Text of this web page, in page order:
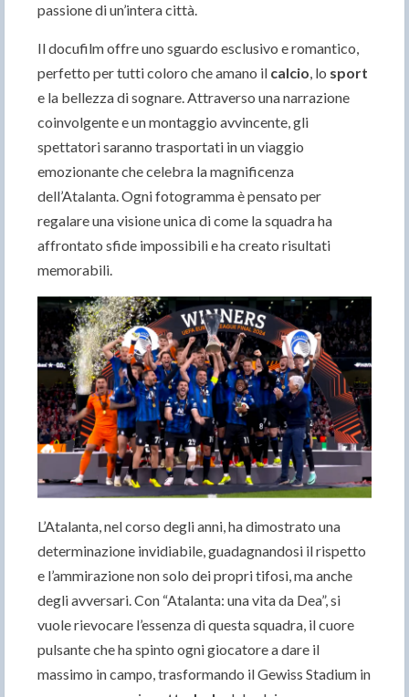
passione di un’intera città.
Il docufilm offre uno sguardo esclusivo e romantico,
perfetto per tutti coloro che amano il calcio, lo sport
e la bellezza di sognare. Attraverso una narrazione
coinvolgente e un montaggio avvincente, gli
spettatori saranno trasportati in un viaggio
emozionante che celebra la magnificenza
dell’Atalanta. Ogni fotogramma è pensato per
regalare una visione unica di come la squadra ha
affrontato sfide impossibili e ha creato risultati
memorabili.
L’Atalanta, nel corso degli anni, ha dimostrato una
determinazione invidiabile, guadagnandosi il rispetto
e l’ammirazione non solo dei propri tifosi, ma anche
degli avversari. Con “Atalanta: una vita da Dea”, si
vuole rievocare l’essenza di questa squadra, il cuore
pulsante che ha spinto ogni giocatore a dare il
massimo in campo, trasformando il Gewiss Stadium in